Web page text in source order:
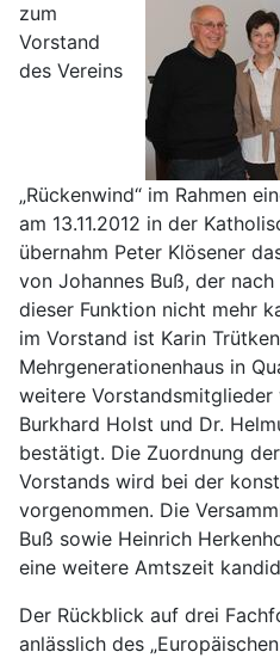
zum
Vorstand
des Vereins
„Rückenwind“ im Rahmen
am 13.11.2012 in der
übernahm Peter Klösener
von Johannes Buß, der
dieser Funktion nicht mehr
im Vorstand ist Karin
Mehrgenerationenhaus in
weitere
Burkhard Holst und Dr.
bestätigt. Die Zuordnung
Vorstands wird bei der
vorgenommen. Die
Buß sowie Heinrich
eine weitere Amtszeit
Der Rückblick auf drei
anlässlich des